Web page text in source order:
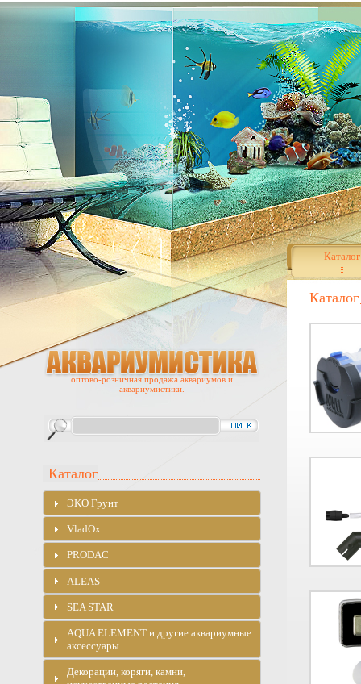
Каталог
Каталог
оптово-розничная продажа аквариумов и
аквариумистики.
Каталог
ЭKO Грунт
VladOx
PRODAC
ALEAS
SEA STAR
AQUA ELEMENT и другие аквариумные
аксессуары
Декорации, коряги, камни,